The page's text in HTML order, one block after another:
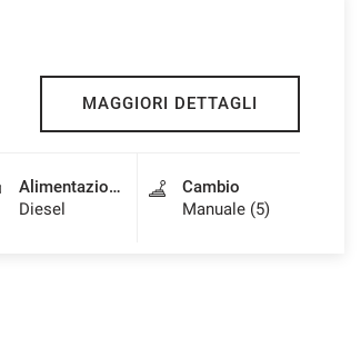
MAGGIORI DETTAGLI
Alimentazione
Diesel
Cambio
Manuale (5)